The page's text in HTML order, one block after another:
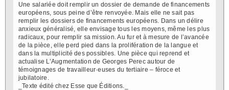
Une salariée doit remplir un dossier de demande de financements
européens, sous peine d’être renvoyée. Mais elle ne sait pas
remplir les dossiers de financements européens. Dans un délire
anxieux généralisé, elle envisage tous les moyens, même les plus
radicaux, pour remplir sa mission. Au fur et à mesure de l’avancée
de la pièce, elle perd pied dans la prolifération de la langue et
dans la multiplicité des possibles. Une pièce qui reprend et
actualise L’Augmentation de Georges Perec autour de
témoignages de travailleur·euses du tertiaire – féroce et
jubilatoire.
_Texte édité chez Esse que Éditions._